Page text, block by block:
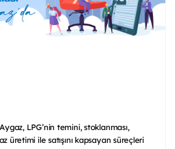
LPG’nin temini, stoklanması,
üretimi ile satışını kapsayan süreçleri